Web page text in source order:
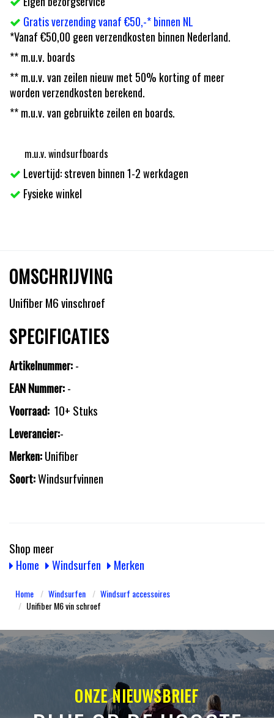
Gratis verzending vanaf €50,-* binnen NL
*Vanaf €50,00 geen verzendkosten binnen Nederland.
** m.u.v. boards
** m.u.v. van zeilen nieuw met 50% korting of meer
worden verzendkosten berekend.
** m.u.v. van gebruikte zeilen en boards.
m.u.v. windsurfboards
Levertijd: streven binnen 1-2 werkdagen
Fysieke winkel
OMSCHRIJVING
Unifiber M6 vinschroef
SPECIFICATIES
Artikelnummer:-
EAN Nummer:-
Voorraad: 10+ Stuks
Leverancier:-
Merken:Unifiber
Soort:Windsurfvinnen
Shop meer
Home
Windsurfen Merken
Home Windsurfen
Windsurf accessoires
Unifiber M6 vin schroef
ONZE NIEUWSBRIEF